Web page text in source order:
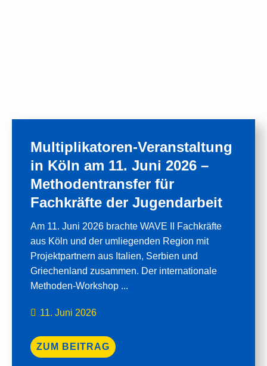
Multiplikatoren-Veranstaltung
in Köln am 11. Juni 2026 –
Methodentransfer für
Fachkräfte der Jugendarbeit
Am 11. Juni 2026 brachte WAVE II Fachkräfte
aus Köln und der umliegenden Region mit
Projektpartnern aus Italien, Serbien und
Griechenland zusammen. Der internationale
Methoden-Workshop ...
11. Juni 2026
ZUM BEITRAG